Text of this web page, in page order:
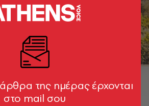
της ημέρας έρχονται
στο mail σου